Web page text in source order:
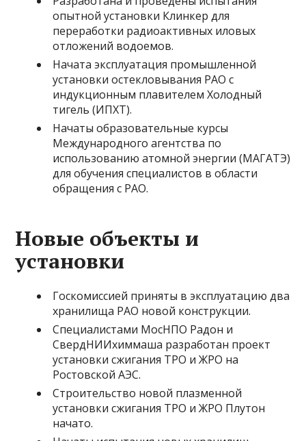
опытной установки Клинкер для
переработки радиоактивных иловых
отложений водоемов.
Начата эксплуатация промышленной
установки остекловывания РАО с
индукционным плавителем Холодный
тигель (ИПХТ).
Начаты образовательные курсы
Международного агентства по
использованию атомной энергии (МАГАТЭ)
для обучения специалистов в области
обращения с РАО.
Новые объекты и
установки
Госкомиссией приняты в эксплуатацию два
хранилища РАО новой конструкции.
Специалистами МосНПО Радон и
СвердНИИхиммаша разработан проект
установки сжигания ТРО и ЖРО на
Ростовской АЭС.
Строительство новой плазменной
установки сжигания ТРО и ЖРО Плутон
начато.